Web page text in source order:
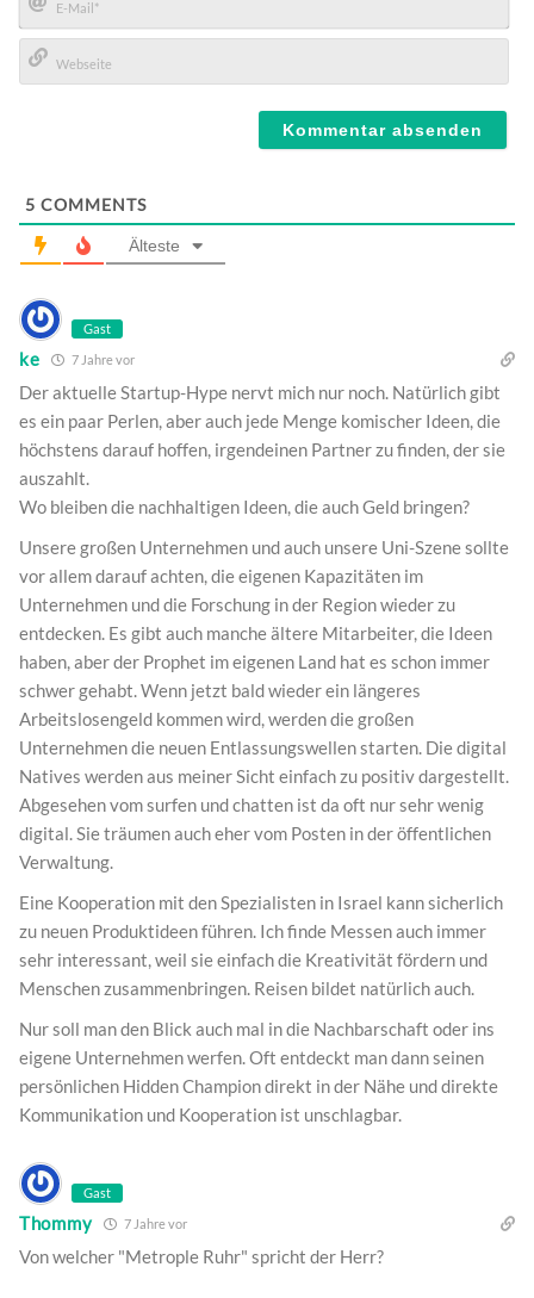
E-
Mail*
5 COMMENTS
Älteste
Gast
ke 7 Jahre vor
Der aktuelle Startup-Hype nervt mich nur noch. Natürlich gibt
es ein paar Perlen, aber auch jede Menge komischer Ideen, die
höchstens darauf hoffen, irgendeinen Partner zu finden, der sie
auszahlt.
Wo bleiben die nachhaltigen Ideen, die auch Geld bringen?
Unsere großen Unternehmen und auch unsere Uni-Szene sollte
vor allem darauf achten, die eigenen Kapazitäten im
Unternehmen und die Forschung in der Region wieder zu
entdecken. Es gibt auch manche ältere Mitarbeiter, die Ideen
haben, aber der Prophet im eigenen Land hat es schon immer
schwer gehabt. Wenn jetzt bald wieder ein längeres
Arbeitslosengeld kommen wird, werden die großen
Unternehmen die neuen Entlassungswellen starten. Die digital
Natives werden aus meiner Sicht einfach zu positiv dargestellt.
Abgesehen vom surfen und chatten ist da oft nur sehr wenig
digital. Sie träumen auch eher vom Posten in der öffentlichen
Verwaltung.
Eine Kooperation mit den Spezialisten in Israel kann sicherlich
zu neuen Produktideen führen. Ich finde Messen auch immer
sehr interessant, weil sie einfach die Kreativität fördern und
Menschen zusammenbringen. Reisen bildet natürlich auch.
Nur soll man den Blick auch mal in die Nachbarschaft oder ins
eigene Unternehmen werfen. Oft entdeckt man dann seinen
persönlichen Hidden Champion direkt in der Nähe und direkte
Kommunikation und Kooperation ist unschlagbar.
Gast
Thommy 7 Jahre vor
Von welcher "Metrople Ruhr" spricht der Herr?